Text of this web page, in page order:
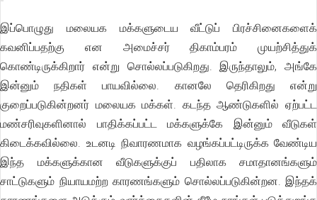
இப்பொழுது மலையக மக்களுடைய வீட்டுப் பிரச்சினைகளைக்
கவனிப்பதற்கு என அமைச்சர் திகாம்பரம் முயற்சித்துக்
கொண்டிருக்கிறார் என்று சொல்லப்படுகிறது. இருந்தாலும், அங்கே
இன்னும் நதிகள் பாயவில்லை. கானலே தெரிகிறது என்று
குறைப்படுகின்றனர் மலையக மக்கள். கடந்த ஆண்டுகளில் ஏற்பட்ட
மண்சரிவுகளினால் பாதிக்கப்பட்ட மக்களுக்கே இன்னும் வீடுகள்
கிடைக்கவில்லை. உடனடி நிவாரணமாக வழங்கப்பட்டிருக்க வேண்டிய
இந்த மக்களுக்கான வீடுகளுக்குப் பதிலாக சமாதானங்களும்
சாட்டுகளும் நியாயமற்ற காரணங்களும் சொல்லப்படுகின்றன. இந்தக்